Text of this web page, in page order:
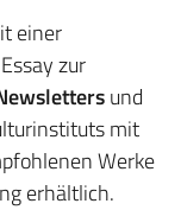
einer
zur
und
mit
Werke
erhältlich.